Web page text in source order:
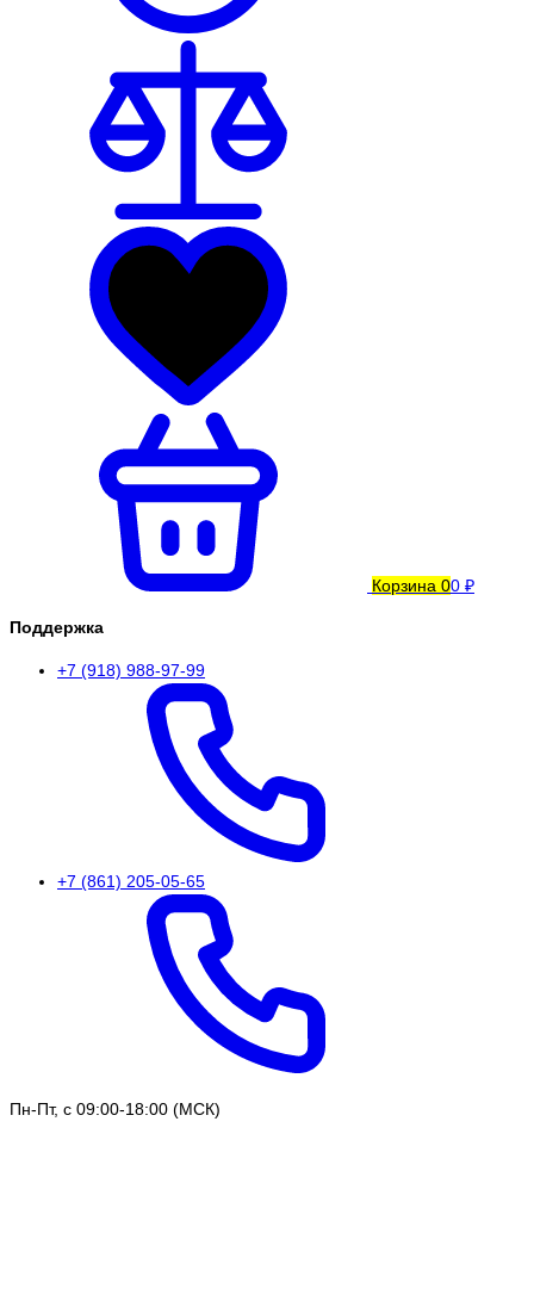
Корзина 00 ₽
Поддержка
+7 (918) 988-97-99
+7 (861) 205-05-65
Пн-Пт, с 09:00-18:00 (МСК)